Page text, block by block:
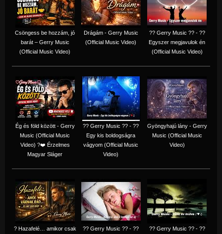
Csöngess be hozzám, jó
barát – Gerry Music
(Official Music Video)
Drágám - Gerry Music
(Official Music Video)
?? Gerry Music ?? - ??
Egyszer megjavulok én
(Official Music Video)
Ég és föld között - Gerry
Music (Official Music
Video) ?❤️ Érzelmes
Magyar Sláger
?? Gerry Music ?? - ??
Egy kis boldogságra
vágyom (Official Music
Video)
Gyöngyhajú lány - Gerry
Music (Official Music
Video)
? Hazafelé… amikor csak
?? Gerry Music ?? - ??
?? Gerry Music ?? - ??